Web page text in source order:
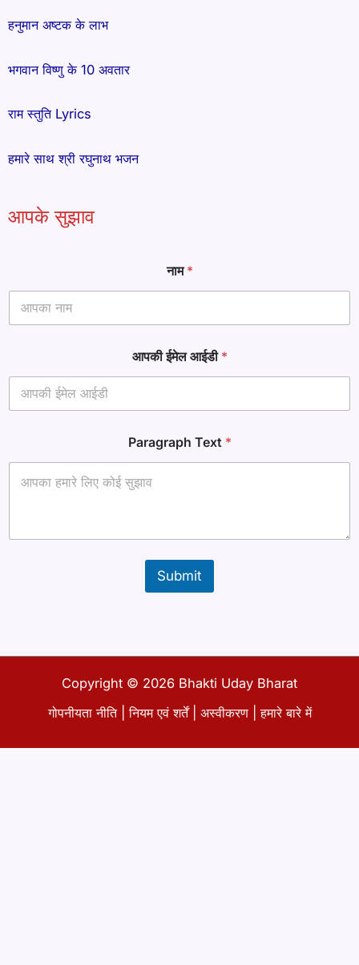
हनुमान अष्टक के लाभ
भगवान विष्णु के 10 अवतार
राम स्तुति Lyrics
हमारे साथ श्री रघुनाथ भजन
आपके सुझाव
आ
प
नाम*
आपकी ईमेल आईडी *
Paragraph Text *
Submit
Copyright © 2026 Bhakti Uday Bharat
गोपनीयता नीति|नियम एवं शर्तें| अस्वीकरण |हमारे बारे में